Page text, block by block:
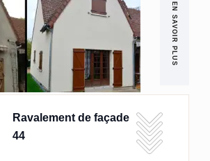
EN SAVOIR PLUS
Ravalement de façade
44